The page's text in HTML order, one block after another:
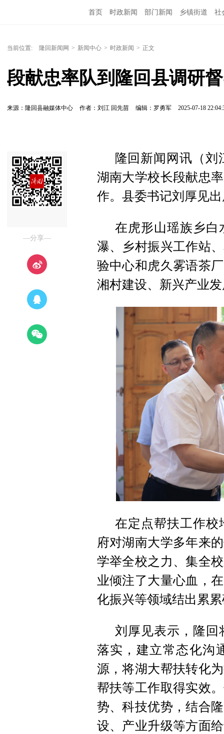
首页 时政新闻 部门新闻 乡镇街道 社
当前位置: 隆回新闻网 > 新闻中心 > 时政新闻 > 正文
段献忠率队到隆回县调研
来源：隆回县融媒体中心 作者：刘江 回先苗 编辑：罗勇军 2025-07-18
—分享—
隆回新闻网讯（刘
湖南大学校长段献忠
作。县委书记刘厚见
在虎形山瑶族乡白
瀑、乡村振兴工作站
验中心和虎久雾语茶
湘村建设、新兴产业
在定点帮扶工作校
府对湖南大学多年来
学举全校之力、集全
业倾注了大量心血，
化振兴等领域结出累
刘厚见表示，隆回
落实，建立常态化沟
源，将湖大帮扶转化
帮扶等工作取得实效
势、科技优势，结合
设、产业升级等方面